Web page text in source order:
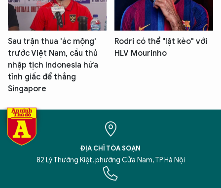
Sau trận thua 'ác mộng'
trước Việt Nam, cầu thủ
nhập tịch Indonesia hứa
tỉnh giấc để thắng
Singapore
Rodri có thể "lật kèo" với
HLV Mourinho
ĐỊA CHỈ TÒA SOẠN
82 Lý Thường Kiệt, phường Cửa Nam, TP Hà Nội